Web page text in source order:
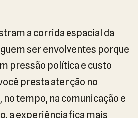
a corrida espacial da
ser envolventes porque
pressão política e custo
presta atenção no
no tempo, na comunicação e
a experiência fica mais